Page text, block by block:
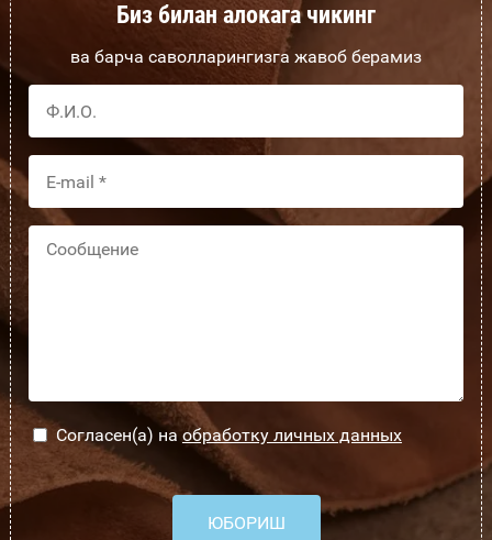
Биз билан алокага чикинг
ва барча саволларингизга жавоб берамиз
Согласен(а) наобработку личных данных
ЮБОРИШ